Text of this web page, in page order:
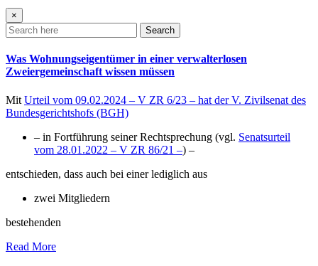
×
Search
Was Wohnungseigentümer in einer verwalterlosen
Zweiergemeinschaft wissen müssen
Mit Urteil vom 09.02.2024 – V ZR 6/23 – hat der V. Zivilsenat des
Bundesgerichtshofs (BGH)
– in Fortführung seiner Rechtsprechung (vgl. Senatsurteil
vom 28.01.2022 – V ZR 86/21 –) –
entschieden, dass auch bei einer lediglich aus
zwei Mitgliedern
bestehenden
Read More